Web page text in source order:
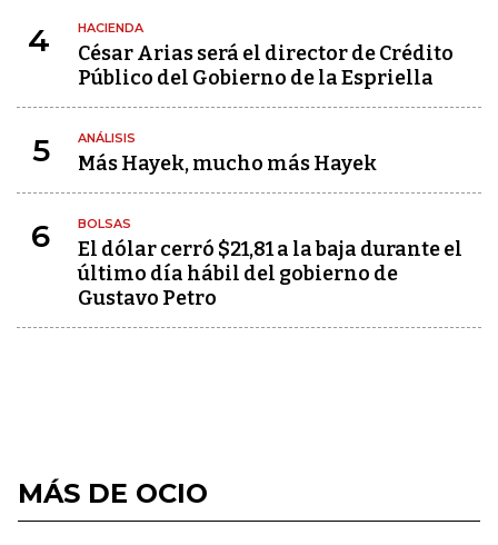
4 HACIENDA
César Arias será el director de Crédito
Público del Gobierno de la Espriella
5 ANÁLISIS
Más Hayek, mucho más Hayek
6 BOLSAS
El dólar cerró $21,81 a la baja durante el
último día hábil del gobierno de
Gustavo Petro
MÁS DE OCIO